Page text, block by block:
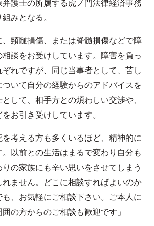
護士の所属する虎ノ門法律経済事務
みとなる。
、頸髄損傷、または脊髄損傷などで障
談をお受けしています。障害を負っ
れですが、同じ当事者として、苦し
いて自分の経験からのアドバイスを
して、相手方との煩わしい交渉や、
お引き受けしています。
考える方も多くいるほど、精神的に
以前との生活はまるで変わり自分も
の家族にも辛い思いをさせてしまう
ません。どこに相談すればよいのか
、お気軽にご相談下さい。ご本人に
の方からのご相談も歓迎です」